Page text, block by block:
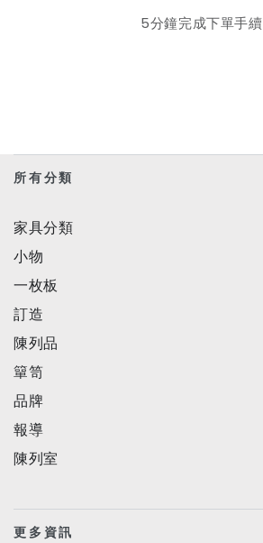
5分鐘完成下單手續
所有分類
家具分類
小物
一枚板
訂造
陳列品
簞笥
品牌
報導
陳列室
更多資訊